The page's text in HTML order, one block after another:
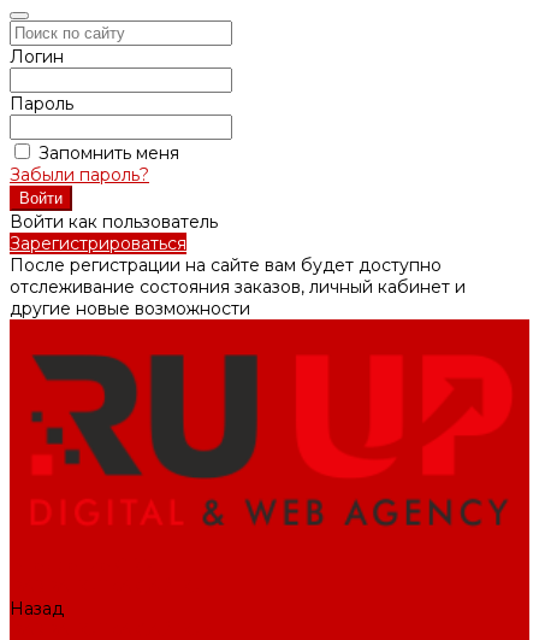
Логин
Пароль
Запомнить меня
Забыли пароль?
Войти как пользователь
Зарегистрироваться
После регистрации на сайте вам будет доступно
отслеживание состояния заказов, личный кабинет и
другие новые возможности
Назад